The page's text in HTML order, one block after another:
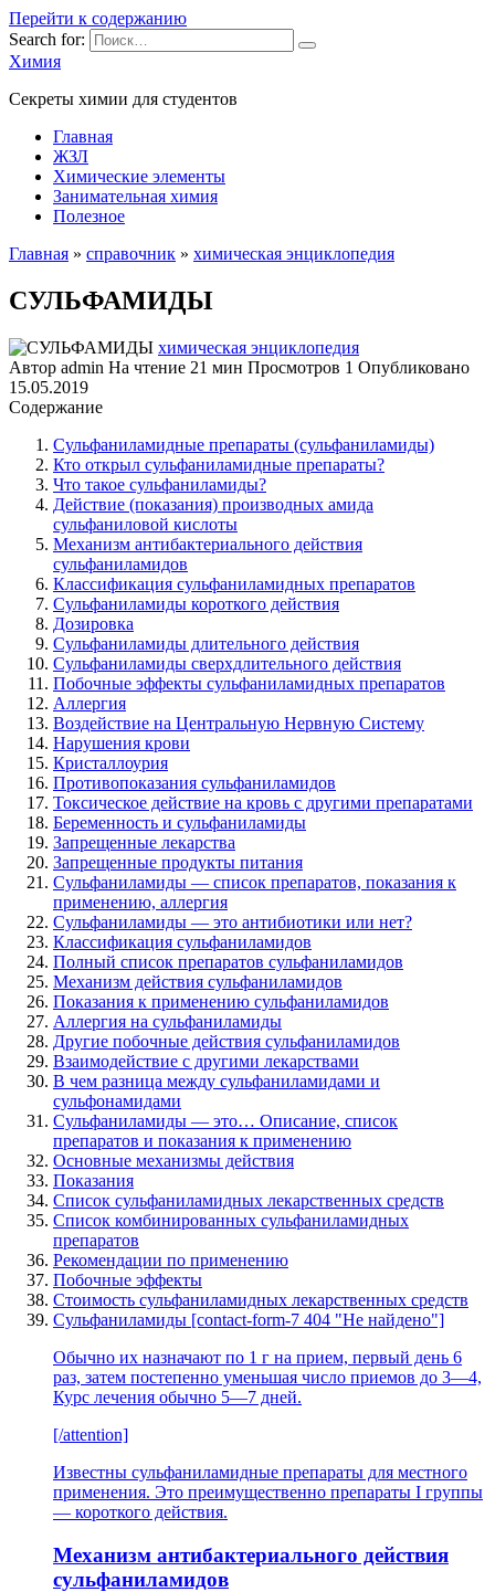
Перейти к содержанию
Search for:
Химия
Секреты химии для студентов
Главная
ЖЗЛ
Химические элементы
Занимательная химия
Полезное
Главная » справочник » химическая энциклопедия
СУЛЬФАМИДЫ
химическая энциклопедия
Автор admin На чтение 21 мин Просмотров 1 Опубликовано
15.05.2019
Содержание
Сульфаниламидные препараты (сульфаниламиды)
Кто открыл сульфаниламидные препараты?
Что такое сульфаниламиды?
Действие (показания) производных амида
сульфаниловой кислоты
Механизм антибактериального действия
сульфаниламидов
Классификация сульфаниламидных препаратов
Сульфаниламиды короткого действия
Дозировка
Сульфаниламиды длительного действия
Сульфаниламиды сверхдлительного действия
Побочные эффекты сульфаниламидных препаратов
Аллергия
Воздействие на Центральную Нервную Систему
Нарушения крови
Кристаллоурия
Противопоказания сульфаниламидов
Токсическое действие на кровь с другими препаратами
Беременность и сульфаниламиды
Запрещенные лекарства
Запрещенные продукты питания
Сульфаниламиды — список препаратов, показания к
применению, аллергия
Сульфаниламиды — это антибиотики или нет?
Классификация сульфаниламидов
Полный список препаратов сульфаниламидов
Механизм действия сульфаниламидов
Показания к применению сульфаниламидов
Аллергия на сульфаниламиды
Другие побочные действия сульфаниламидов
Взаимодействие с другими лекарствами
В чем разница между сульфаниламидами и
сульфонамидами
Сульфаниламиды — это… Описание, список
препаратов и показания к применению
Основные механизмы действия
Показания
Список сульфаниламидных лекарственных средств
Список комбинированных сульфаниламидных
препаратов
Рекомендации по применению
Побочные эффекты
Стоимость сульфаниламидных лекарственных средств
Сульфаниламиды [contact-form-7 404 "Не найдено"]
Обычно их назначают по 1 г на прием, первый день 6
раз, затем постепенно уменьшая число приемов до 3—4,
Курс лечения обычно 5—7 дней.
[/attention]
Известны сульфаниламидные препараты для местного
применения. Это преимущественно препараты I группы
— короткого действия.
Механизм антибактериального действия
сульфаниламидов